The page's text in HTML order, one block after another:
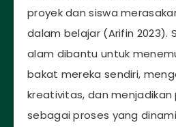
proyek dan siswa
dalam belajar (Arifin 2023).
alam dibantu untuk
bakat mereka sendiri,
kreativitas, dan
sebagai proses yang